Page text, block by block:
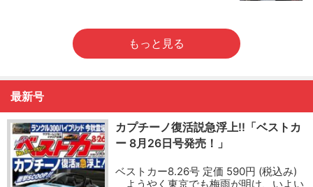
もっと見る
最新号
カプチーノ復活説急浮上!!「ベストカ
ー 8月26日号発売！」
ベストカー8.26号 定価 590円 (税込み)
ようやく東京でも梅雨が明け、いよい